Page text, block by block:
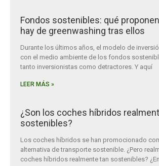
Fondos sostenibles: qué
hay de greenwashing tras ellos
Durante los últimos años, el modelo de
con el medio ambiente de los fondos
tanto inversionistas como detractores. Y aquí
LEER MÁS »
¿Son los coches híbridos
sostenibles?
Los coches híbridos se han promocionado
alternativa de transporte sostenible. ¿Pero
coches híbridos realmente tan sostenibles?